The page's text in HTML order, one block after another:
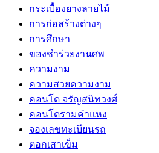
กระเบื้องยางลายไม้
การก่อสร้างต่างๆ
การศึกษา
ของชำร่วยงานศพ
ความงาม
ความสวยความงาม
คอนโด จรัญสนิทวงศ์
คอนโดรามคำแหง
จองเลขทะเบียนรถ
ตอกเสาเข็ม